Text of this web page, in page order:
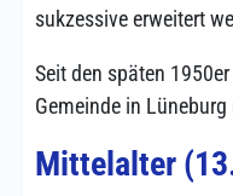
sukzessive erweitert
Seit den späten
Gemeinde in Lüneburg
Mittelalter